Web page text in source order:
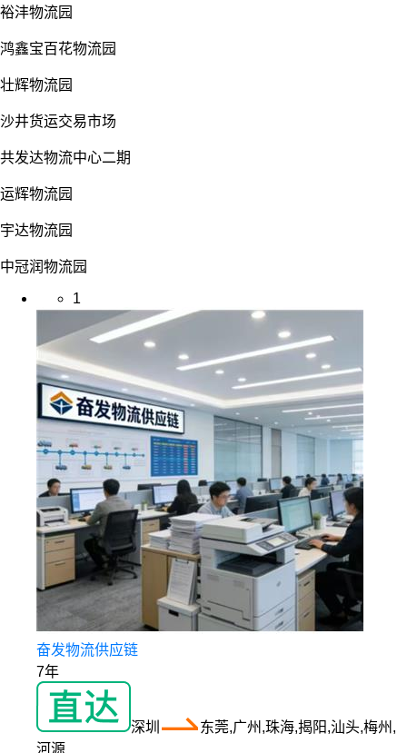
裕沣物流园
鸿鑫宝百花物流园
壮辉物流园
沙井货运交易市场
共发达物流中心二期
运辉物流园
宇达物流园
中冠润物流园
1
奋发物流供应链
7年
深圳
东莞,广州,珠海,揭阳,汕头,梅州,
河源